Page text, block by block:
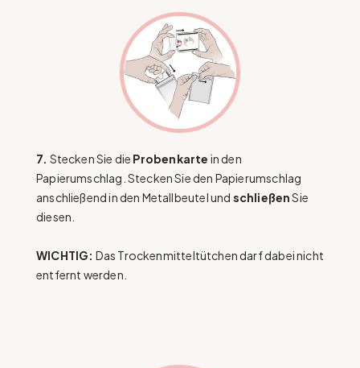
7. Stecken Sie die Probenkarte in den
Papierumschlag. Stecken Sie den Papierumschlag
anschließend in den Metallbeutel und schließenSie
diesen.
WICHTIG: Das Trockenmitteltütchen darf dabei nicht
entfernt werden.